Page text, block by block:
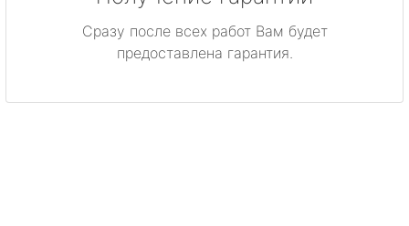
Сразу после всех работ Вам будет
предоставлена гарантия.